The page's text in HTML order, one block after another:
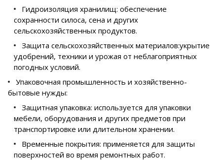
Гидроизоляция хранилищ: обеспечение
сохранности силоса, сена и других
сельскохозяйственных продуктов.
Защита сельскохозяйственных материалов:укрытие
удобрений, техники и урожая от неблагоприятных
погодных условий.
Упаковочная промышленность и хозяйственно-
бытовые нужды:
Защитная упаковка: используется для упаковки
мебели, оборудования и других предметов при
транспортировке или длительном хранении.
Временные покрытия: применяется для защиты
поверхностей во время ремонтных работ.